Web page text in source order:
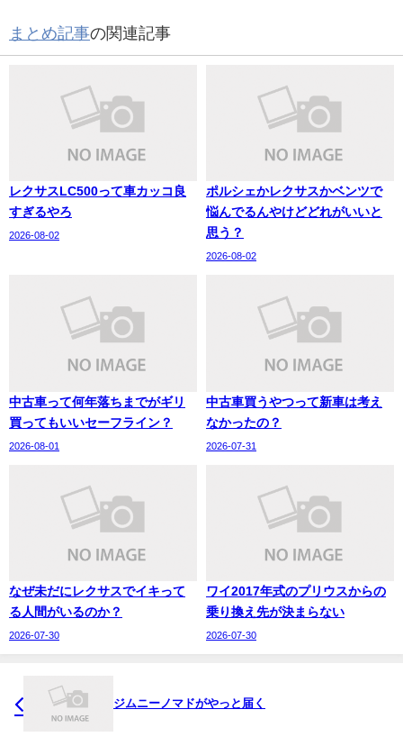
まとめ記事の関連記事
レクサスLC500って車カッコ良
すぎるやろ
2026-08-02
ポルシェかレクサスかベンツで
悩んでるんやけどどれがいいと
思う？
2026-08-02
中古車って何年落ちまでがギリ
買ってもいいセーフライン？
2026-08-01
中古車買うやつって新車は考え
なかったの？
2026-07-31
なぜ未だにレクサスでイキって
る人間がいるのか？
2026-07-30
ワイ2017年式のプリウスからの
乗り換え先が決まらない
2026-07-30
ジムニーノマドがやっと届く